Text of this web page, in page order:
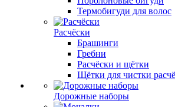
Термобигуди для волос
Расчёски
Брашинги
Гребни
Расчёски и щётки
Щётки для чистки
Дорожные наборы